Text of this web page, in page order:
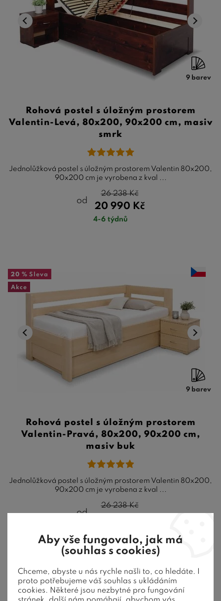
9 barev
Rohová postel s úložným prostorem
Valentin-Levá, 80x200, 90x200 cm, masiv
smrk
Jednolůžková postel s úložným prostorem Valentin 80x200,
90x200 cm je vyrobena z kval ...
od
20 990 Kč
26 238Kč
4-6 týdnů
20 % Sleva
Akce
9 barev
Rohová postel s úložným prostorem
Valentin-Pravá, 80x200, 90x200 cm,
masiv buk
Jednolůžková postel s úložným prostorem Valentin 80x200,
90x200 cm je vyrobena z kval ...
od
26 238Kč
20 % Sleva
Akce
Aby vše fungovalo, jak má
(souhlas s cookies)
Chceme, abyste u nás rychle našli to, co hledáte. I
proto potřebujeme váš souhlas s ukládáním
cookies. Některé jsou nezbytné pro fungování